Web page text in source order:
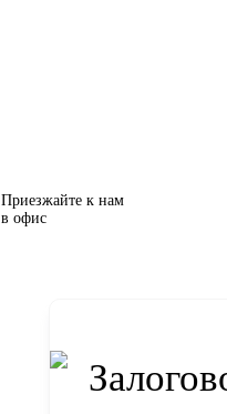
Приезжайте к нам
в офис